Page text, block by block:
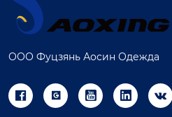
ООО Фуцзянь Аосин Одежда
    